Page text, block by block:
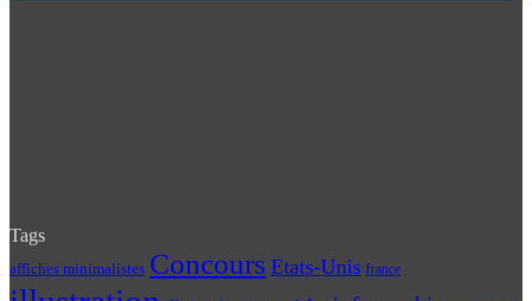
Tags
affiches minimalistes Concours Etats-Unis france